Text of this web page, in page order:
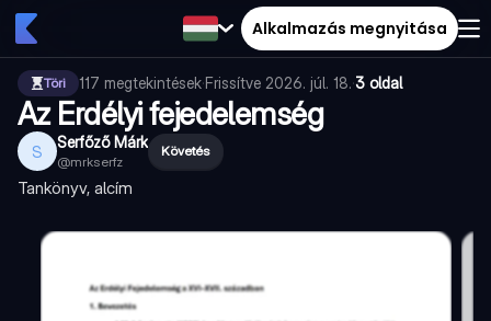
Alkalmazás megnyitása
Töri 117 megtekintések·Frissítve 2026. júl. 18.·3 oldal
Az Erdélyi fejedelemség
S Serfőző Márk
@mrkserfz
Követés
Tankönyv, alcím